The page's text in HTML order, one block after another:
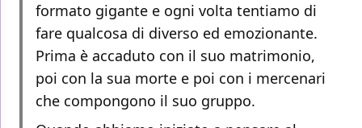
formato gigante e ogni volta tentiamo di
fare qualcosa di diverso ed emozionante.
Prima è accaduto con il suo matrimonio,
poi con la sua morte e poi con i mercenari
che compongono il suo gruppo.